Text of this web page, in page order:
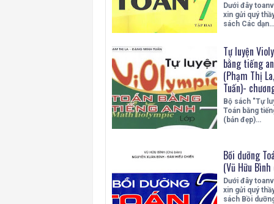
Dưới đây
xin gửi quý
sách Các dạn…
Tự luyện
bằng tiếng
(Phạm Thị
Tuấn)-
Bộ sách "Tự
Toán bằng
(bản đẹp)…
Bồi dưỡng
(Vũ Hữu
Dưới đây
xin gửi quý
sách Bồi